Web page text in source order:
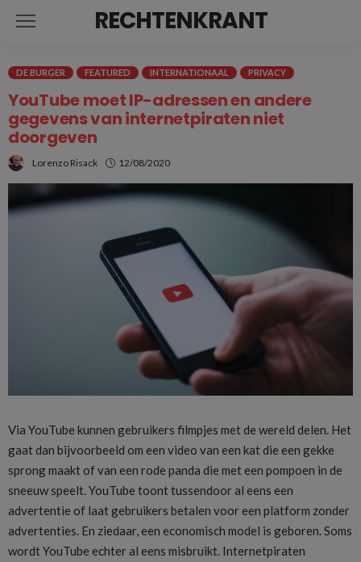
RECHTENKRANT
DE BURGER FEATURED INTERNATIONAAL PRIVACY
YouTube moet IP-adressen en andere
gegevens van internetpiraten niet
doorgeven
Lorenzo Risack 12/08/2020
Via YouTube kunnen gebruikers filmpjes met de wereld delen. Het
gaat dan bijvoorbeeld om een video van een kat die een gekke
sprong maakt of van een rode panda die met een pompoen in de
sneeuw speelt. YouTube toont tussendoor al eens een
advertentie of laat gebruikers betalen voor een platform zonder
advertenties. En ziedaar, een economisch model is geboren. Soms
wordt YouTube echter al eens misbruikt. Internetpiraten